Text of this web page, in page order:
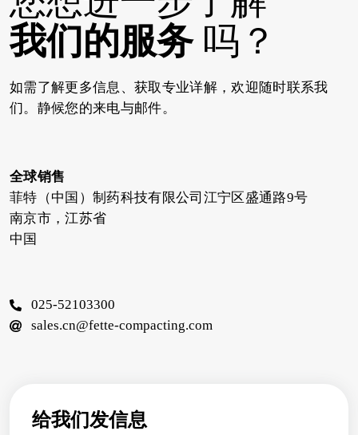
我们的服务吗？
如需了解更多信息、获取专业详解，欢迎随时联系我
们。静候您的来电与邮件。
全球销售
菲特（中国）制药科技有限公司江宁区盛通路9号
南京市，江苏省
中国
025-52103300
sales.cn@fette-compacting.com
给我们发信息